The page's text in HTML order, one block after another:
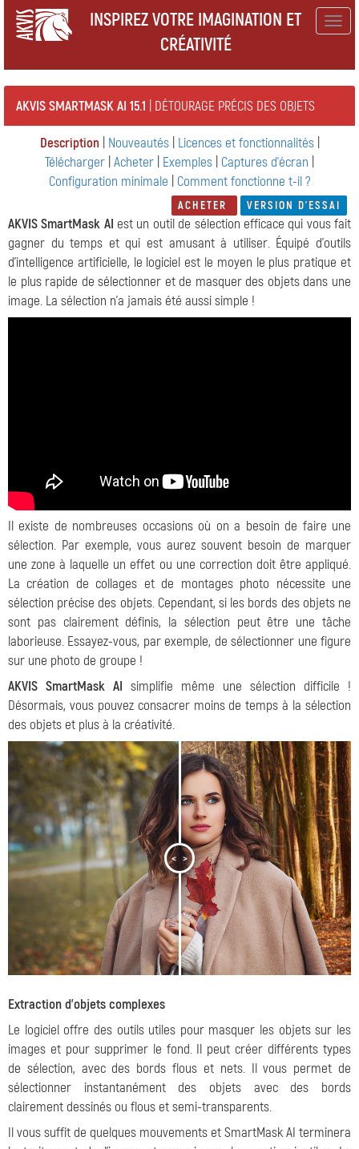
INSPIREZ VOTRE IMAGINATION ET
CRÉATIVITÉ
AKVIS SMARTMASK AI 15.1 | DÉTOURAGE PRÉCIS DES OBJETS
Description Nouveautés Licences et fonctionnalités|
Télécharger Acheter Exemples Captures d'écran
Configuration minimale
Comment fonctionne t-il ?
ACHETER VERSION D'ESSAI
AKVIS SmartMask AI est un outil de sélection efficace qui vous fait
gagner du temps et qui est amusant à utiliser. Équipé d'outils
d'intelligence artificielle, le logiciel est le moyen le plus pratique et
le plus rapide de sélectionner et de masquer des objets dans une
image. La sélection n'a jamais été aussi simple !
Il existe de nombreuses occasions où on a besoin de faire une
sélection. Par exemple, vous aurez souvent besoin de marquer
une zone à laquelle un effet ou une correction doit être appliqué.
La création de collages et de montages photo nécessite une
sélection précise des objets. Cependant, si les bords des objets ne
sont pas clairement définis, la sélection peut être une tâche
laborieuse. Essayez-vous, par exemple, de sélectionner une figure
sur une photo de groupe !
AKVIS SmartMask AI simplifie même une sélection difficile !
Désormais, vous pouvez consacrer moins de temps à la sélection
des objets et plus à la créativité.
< >
Extraction d'objets complexes
Le logiciel offre des outils utiles pour masquer les objets sur les
images et pour supprimer le fond. Il peut créer différents types
de sélection, avec des bords flous et nets. Il vous permet de
sélectionner instantanément des objets avec des bords
clairement dessinés ou flous et semi-transparents.
Il vous suffit de quelques mouvements et SmartMask AI terminera